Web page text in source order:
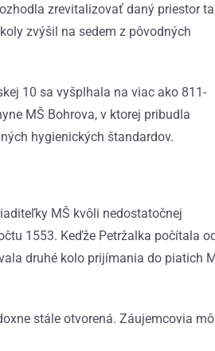
zrevitalizovať daný priestor
zvýšil na sedem z pôvodných
10 sa vyšplhala na viac ako 811-
MŠ Bohrova, v ktorej pribudla
hygienických štandardov.
MŠ kvôli nedostatočnej
1553. Keďže Petržalka počítala
druhé kolo prijímania do piatich
stále otvorená. Záujemcovia